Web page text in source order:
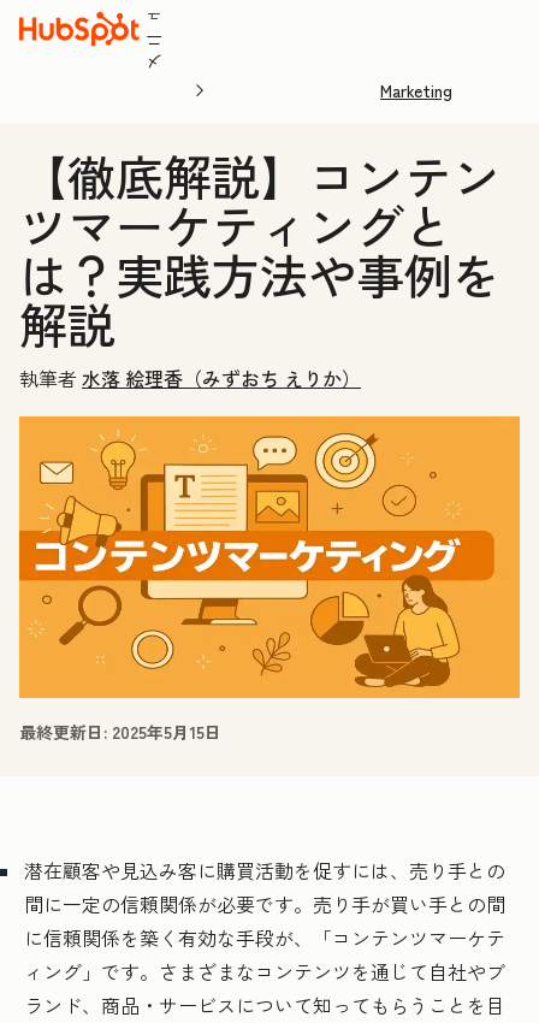
メ
ニ
ュ
Marketing
【徹底解説】コンテン
ツマーケティングと
は？実践方法や事例を
解説
執筆者水落 絵理香（みずおち えりか）
最終更新日: 2025年5月15日
潜在顧客や見込み客に購買活動を促すには、売り手との
間に一定の信頼関係が必要です。売り手が買い手との間
に信頼関係を築く有効な手段が、「コンテンツマーケテ
ィング」です。さまざまなコンテンツを通じて自社やブ
ランド、商品・サービスについて知ってもらうことを目